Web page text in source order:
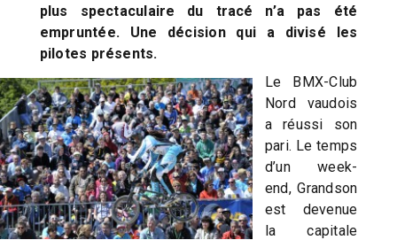
plus spectaculaire du tracé n’a pas été
empruntée. Une décision qui a divisé les
pilotes présents.
Le BMX-Club
Nord vaudois
a réussi son
pari. Le temps
d’un week-
end, Grandson
est devenue
la capitale